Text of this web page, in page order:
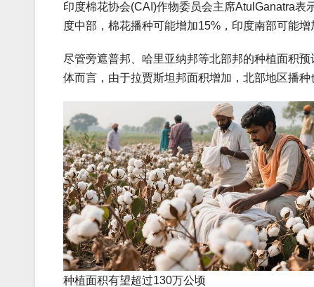
印度棉花协会(CAI)作物委员会主席AtulGanatra
度中部，棉花播种可能增加15%，印度南部可能增
尽管旁遮普邦、哈里亚纳邦等北部邦的种植面积
体而言，由于拉贾斯坦邦面积增加，北部地区播种
种植面积有望超过130万公顷